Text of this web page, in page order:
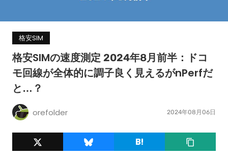
格安SIM
格安SIMの速度測定 2024年8月前半：ドコ
モ回線が全体的に調子良く見えるがnPerfだ
と…？
orefolder 2024年08月06日